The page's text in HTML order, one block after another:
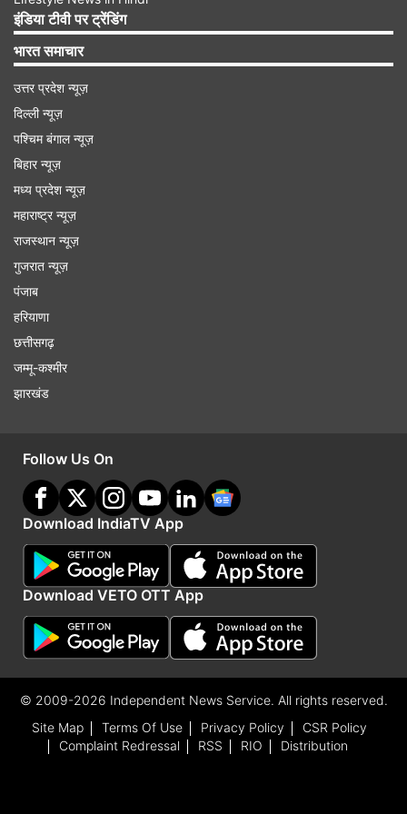
प्रतिशत से बढ़ाकर 9.00 प्रतिशत कर दिया था। बैंक द्वारा
ब्याज दरों में की गई ताजा बढ़ोतरी से ग्राहकों के लिए लोन
लेना 0.10 प्रतिशत महंगा हो जाएगा। 2 महीने पहले तक जो
लोन 8.95 प्रतिशत की ब्याज दर पर मिल रहा था, अब वो
9.05 प्रतिशत की ब्याज दर पर मिलेगा।
Advertisement
इंडिया टीवी पर ट्रेंडिंग
भारत समाचार
उत्तर प्रदेश न्यूज़
दिल्ली न्यूज़
पश्चिम बंगाल न्यूज़
बिहार न्यूज़
मध्य प्रदेश न्यूज़
महाराष्ट्र न्यूज़
राजस्थान न्यूज़
गुजरात न्यूज़
पंजाब
हरियाणा
छत्तीसगढ़
जम्मू-कश्मीर
झारखंड
Follow Us On
Download IndiaTV App
Download VETO OTT App
© 2009-2026 Independent News Service. All rights reserved.
Site Map
Terms Of Use Privacy Policy
CSR Policy
Complaint Redressal
RSS RIO Distribution